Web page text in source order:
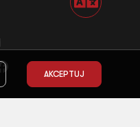
AKCEPTUJ